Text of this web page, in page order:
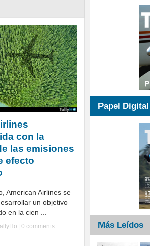
con la
las emisiones
efecto
American Airlines se
un objetivo
en la cien ...
0 comments
Papel Digital
Más Leídos